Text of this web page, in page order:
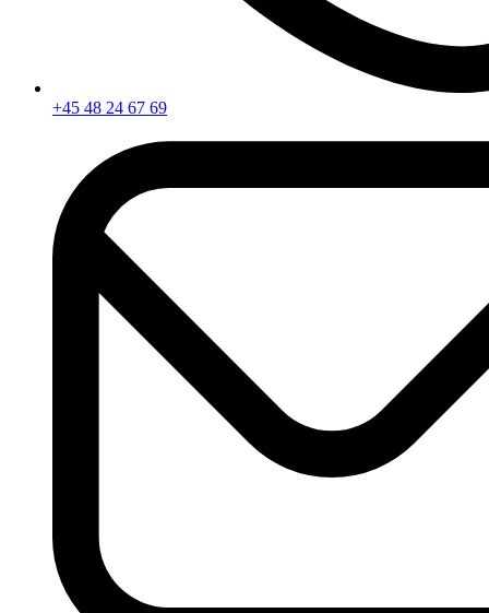
+45 48 24 67 69